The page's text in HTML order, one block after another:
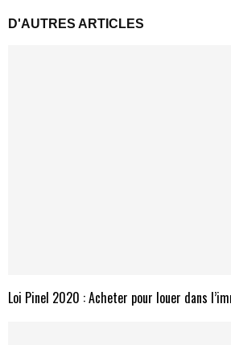
D'AUTRES ARTICLES
Loi Pinel 2020 : Acheter pour louer dans